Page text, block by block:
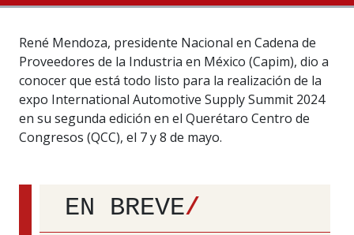
René Mendoza, presidente Nacional en Cadena de
Proveedores de la Industria en México (Capim), dio a
conocer que está todo listo para la realización de la
expo International Automotive Supply Summit 2024
en su segunda edición en el Querétaro Centro de
Congresos (QCC), el 7 y 8 de mayo.
EN BREVE/